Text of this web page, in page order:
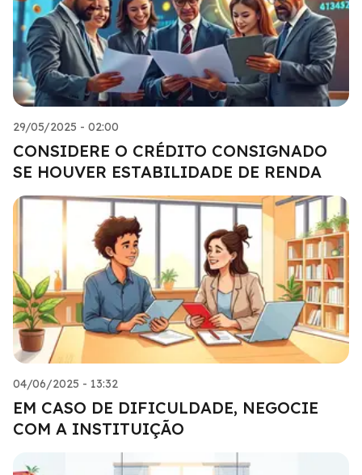
29/05/2025 - 02:00
CONSIDERE O CRÉDITO CONSIGNADO
SE HOUVER ESTABILIDADE DE RENDA
04/06/2025 - 13:32
EM CASO DE DIFICULDADE, NEGOCIE
COM A INSTITUIÇÃO